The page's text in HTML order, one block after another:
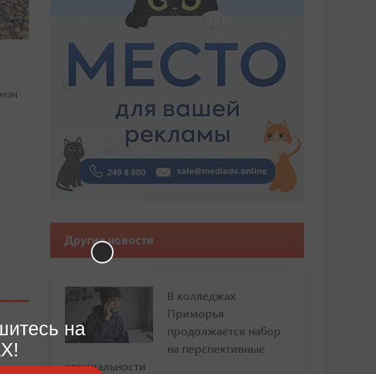
Другие новости
В колледжах
Приморья
продолжается набор
на перспективные
специальности
на